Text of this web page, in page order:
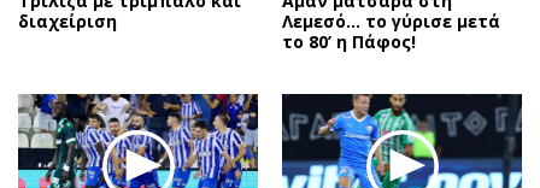
διαχείριση
Λεμεσό… το γύρισε μετά
το 80’ η Πάφος!